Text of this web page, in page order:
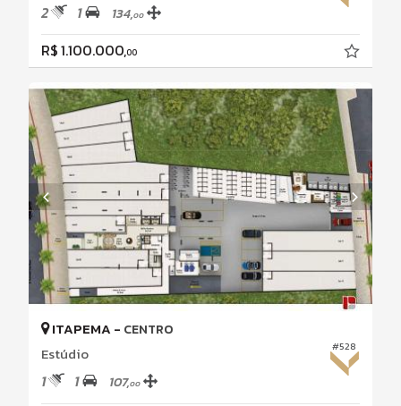
2 1 134,00
R$ 1.100.000,00
#528
ITAPEMA - CENTRO
Estúdio
1 1 107,00